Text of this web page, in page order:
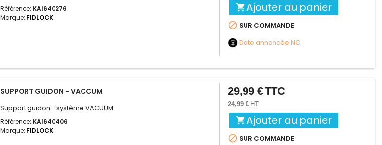
Référence: KAI640276
Marque: FIDLOCK
 Ajouter au panier
 SUR COMMANDE
Date annoncée NC
SUPPORT GUIDON - VACCUM
Support guidon - système VACUUM
Référence: KAI640406
Marque: FIDLOCK
Prix
29,99 €TTC
24,99 € HT
 Ajouter au panier
 SUR COMMANDE